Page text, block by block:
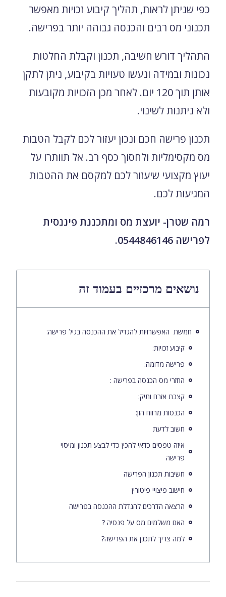
נושאים מרכזיים בעמוד זה
חמשת האפשרויות להגדיל את ההכנסה בגיל פרישה:
קיבוע זכויות:
פרישה מדומה:
החזרי מס הכנסה בפרישה :
קצבת אזרח ותיק:
הכנסות מרווח הון:
חשוב לדעת
איזה טפסים כדאי להכין כדי לבצע תכנון ומיסוי
פרישה
חשיבות תכנון הפרישה
חישוב פיצויי פיטורין
הרצאה הדרכים להגדלת ההכנסה בפרישה
האם משלמים מס על פנסיה ?
למה צריך לתכנן את הפרישה?
כפי שניתן לראות, תהליך קיבוע זכויות מאפשר
תכנוני מס רבים והכנסה גבוהה יותר בפרישה.
התהליך דורש חשיבה, תכנון וקבלת החלטות
נכונות ובמידה ונעשו טעויות בקיבוע, ניתן לתקן
אותן תוך 120 יום. לאחר מכן הזכויות מקובעות
ולא ניתנות לשינוי.
תכנון פרישה חכם ונכון יעזור לכם לקבל הטבות
מס מקסימליות ולחסוך כסף רב. אל תוותרו על
יעוץ מקצועי שיעזור לכם למקסם את ההטבות
המגיעות לכם.
רמה שטרן- יועצת מס ומתכננת פיננסית
לפרישה 0544846146
.